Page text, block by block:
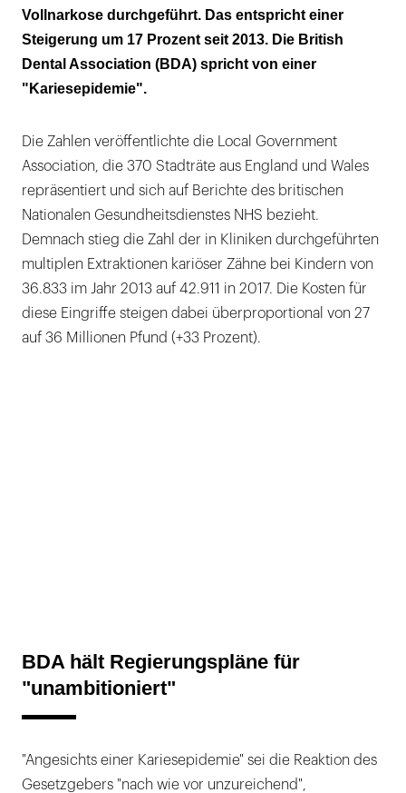
Limonaden: weniger Zucker, mehr Süßstoff
Vollnarkose durchgeführt. Das entspricht einer
Steigerung um 17 Prozent seit 2013. Die British
Dental Association (BDA) spricht von einer
"Kariesepidemie".
Die Zahlen veröffentlichte die Local Government
Association, die 370 Stadträte aus England und Wales
repräsentiert und sich auf Berichte des britischen
Nationalen Gesundheitsdienstes NHS bezieht.
Demnach stieg die Zahl der in Kliniken durchgeführten
multiplen Extraktionen kariöser Zähne bei Kindern von
36.833 im Jahr 2013 auf 42.911 in 2017. Die Kosten für
diese Eingriffe steigen dabei überproportional von 27
auf 36 Millionen Pfund (+33 Prozent).
BDA hält Regierungspläne für
"unambitioniert"
"Angesichts einer Kariesepidemie" sei die Reaktion des
Gesetzgebers "nach wie vor unzureichend",